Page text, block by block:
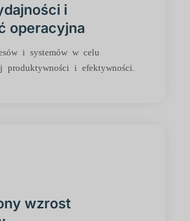
i
operacyjna
i systemów w celu
produktywności i efektywności.
wzrost